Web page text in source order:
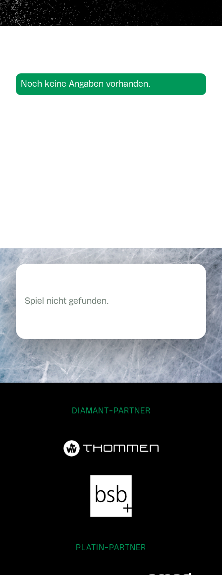
Noch keine Angaben vorhanden.
Spiel nicht gefunden.
DIAMANT-PARTNER
PLATIN-PARTNER